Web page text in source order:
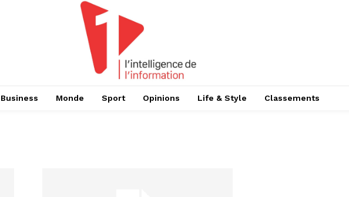
Business Monde Sport Opinions Life & Style Classements